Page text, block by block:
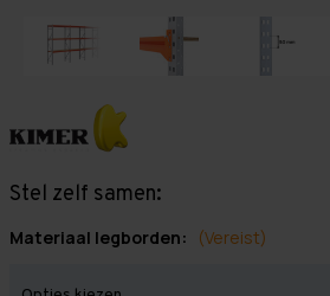
Stel zelf samen:
Materiaal legborden: (Vereist)